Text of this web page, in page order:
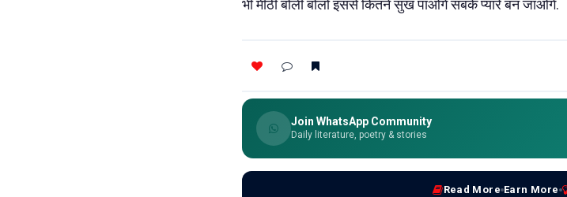
भी मीठी बोली बोलो इससे कितने सुख पाओगे सबके प्यारे बन जाओगे.
Join WhatsApp Community
Daily literature, poetry & stories
Read More Earn More